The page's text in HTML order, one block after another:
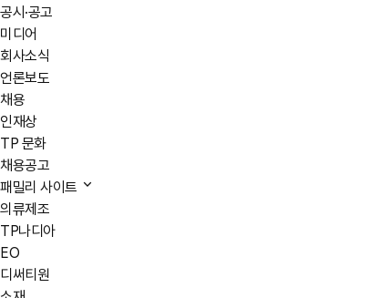
공시·공고
미디어
회사소식
언론보도
채용
인재상
TP 문화
채용공고
패밀리 사이트
의류제조
TP나디아
EO
디써티원